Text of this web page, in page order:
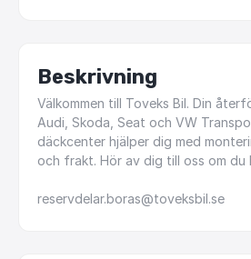
Beskrivning
Välkommen till Toveks Bil. Din
Audi, Skoda, Seat och VW
däckcenter hjälper dig med
och frakt. Hör av dig till oss om du
reservdelar.boras@toveksbil.se